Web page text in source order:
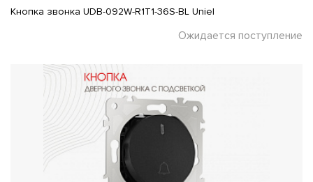
Кнопка звонка UDB-092W-R1T1-36S-BL Uniel
Ожидается поступление